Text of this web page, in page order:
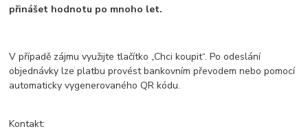
přinášet hodnotu po mnoho let.
V případě zájmu využijte tlačítko „Chci koupit“. Po odeslání
objednávky lze platbu provést bankovním převodem nebo pomocí
automaticky vygenerovaného QR kódu.
Kontakt: